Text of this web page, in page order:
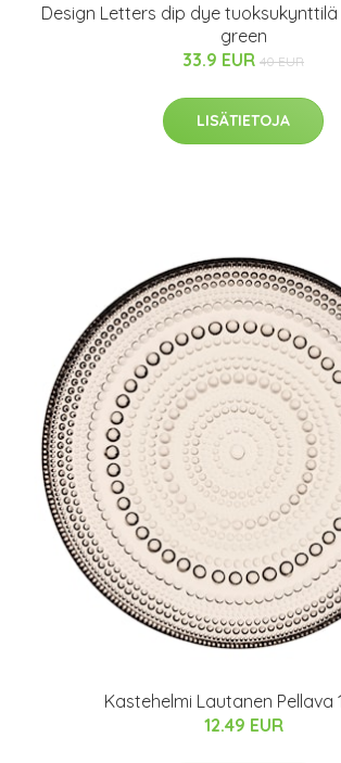
Design Letters dip dye
green
33.9 EUR 40 EUR
LISÄTIETOJA
Kastehelmi Lautanen Pellava
12.49 EUR